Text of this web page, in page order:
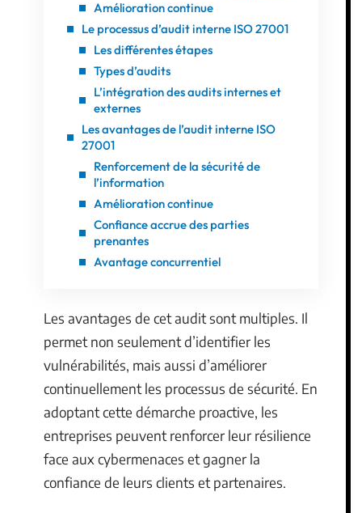
Amélioration continue
Le processus d’audit interne ISO 27001
Les différentes étapes
Types d’audits
L’intégration des audits internes et
externes
Les avantages de l’audit interne ISO
27001
Renforcement de la sécurité de
l’information
Amélioration continue
Confiance accrue des parties
prenantes
Avantage concurrentiel
Les avantages de cet audit sont multiples. Il
permet non seulement d’identifier les
vulnérabilités, mais aussi d’améliorer
continuellement les processus de sécurité. En
adoptant cette démarche proactive, les
entreprises peuvent renforcer leur résilience
face aux cybermenaces et gagner la
confiance de leurs clients et partenaires.